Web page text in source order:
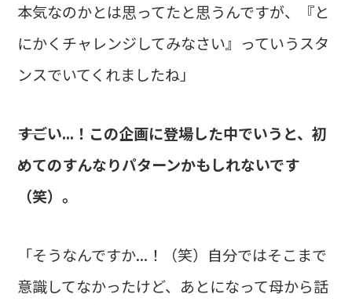
本気なのかとは思ってたと思うんですが、『と
にかくチャレンジしてみなさい』っていうスタ
ンスでいてくれましたね」
――すごい...！この企画に登場した中でいうと、初
めてのすんなりパターンかもしれないです
（笑）。
「そうなんですか...！（笑）自分ではそこまで
意識してなかったけど、あとになって母から話